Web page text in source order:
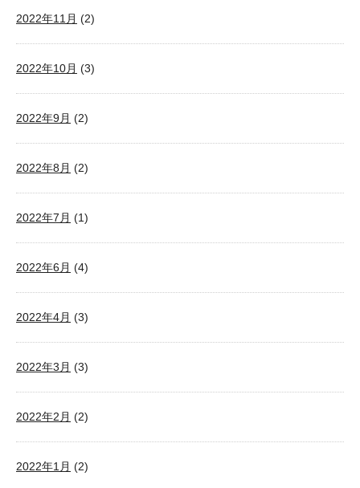
2022年11月 (2)
2022年10月 (3)
2022年9月 (2)
2022年8月 (2)
2022年7月 (1)
2022年6月 (4)
2022年4月 (3)
2022年3月 (3)
2022年2月 (2)
2022年1月 (2)